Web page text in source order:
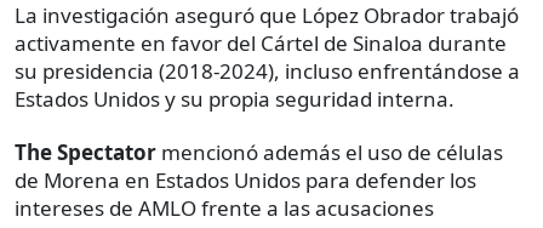
La investigación aseguró que López Obrador trabajó
activamente en favor del Cártel de Sinaloa durante
su presidencia (2018-2024), incluso enfrentándose a
Estados Unidos y su propia seguridad interna.
The Spectator mencionó además el uso de células
de Morena en Estados Unidos para defender los
intereses de AMLO frente a las acusaciones